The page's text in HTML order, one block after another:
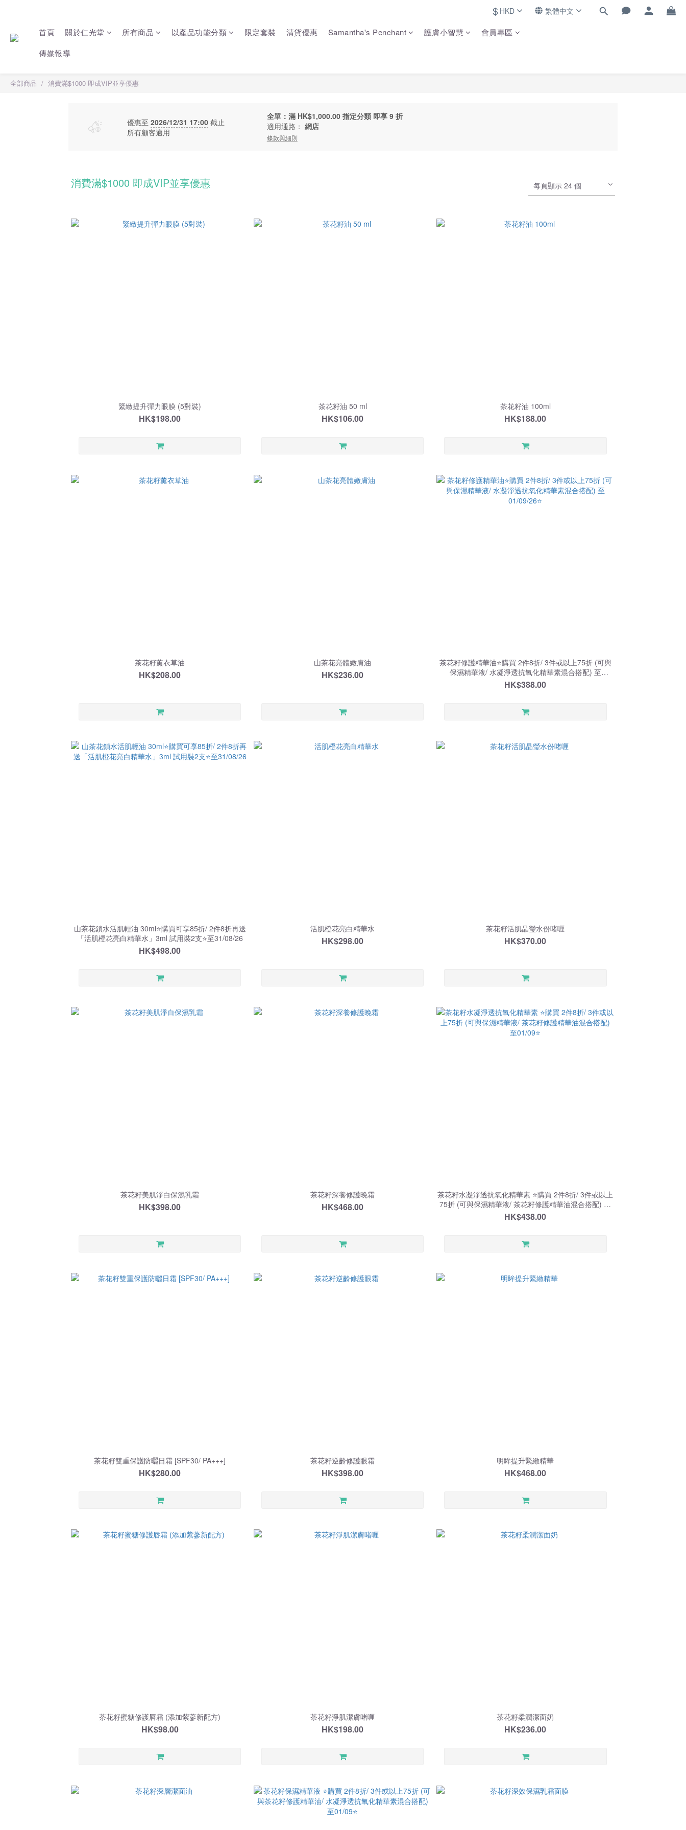
$ HKD 繁體中文
首頁 關於仁光堂 所有商品 以產品功能分類 限定套裝 清貨優惠 Samantha's Penchant 護膚小智慧
會員專區
傳媒報導
全部商品 消費滿$1000 即成VIP並享優惠
優惠至 2026/12/31 17:00 截止
所有顧客適用
全單：滿 HK$1,000.00 指定分類 即享 9 折
適用通路： 網店
條款與細則
消費滿$1000 即成VIP並享優惠 每頁顯示 24 個
緊緻提升彈力眼膜 (5對裝)
HK$198.00
茶花籽油 50 ml
HK$106.00
茶花籽油 100ml
HK$188.00
茶花籽薰衣草油
HK$208.00
山茶花亮體嫩膚油
HK$236.00
茶花籽修護精華油⭐️購買 2件8折/ 3件或以上75折 (可與
保濕精華液/ 水凝淨透抗氧化精華素混合搭配) 至
01/09/26⭐️
HK$388.00
山茶花鎖水活肌輕油 30ml⭐️購買可享85折/ 2件8折再送
「活肌橙花亮白精華水」3ml 試用裝2支⭐️至31/08/26
HK$498.00
活肌橙花亮白精華水
HK$298.00
茶花籽活肌晶瑩水份啫喱
HK$370.00
茶花籽美肌淨白保濕乳霜
HK$398.00
茶花籽深養修護晚霜
HK$468.00
茶花籽水凝淨透抗氧化精華素 ⭐️購買 2件8折/ 3件或以上
75折 (可與保濕精華液/ 茶花籽修護精華油混合搭配) 至
01/09⭐️
HK$438.00
茶花籽雙重保護防曬日霜 [SPF30/ PA+++]
HK$280.00
茶花籽逆齡修護眼霜
HK$398.00
明眸提升緊緻精華
HK$468.00
茶花籽蜜糖修護唇霜 (添加紫蔘新配方)
HK$98.00
茶花籽淨肌潔膚啫喱
HK$198.00
茶花籽柔潤潔面奶
HK$236.00